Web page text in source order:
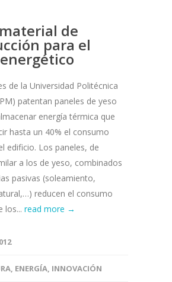
de
para el
de la Universidad Politécnica
patentan paneles de yeso
energía térmica que
hasta un 40% el consumo
edificio. Los paneles, de
a los de yeso, combinados
pasivas (soleamiento,
reducen el consumo
los... read more →
, ENERGÍA, INNOVACIÓN